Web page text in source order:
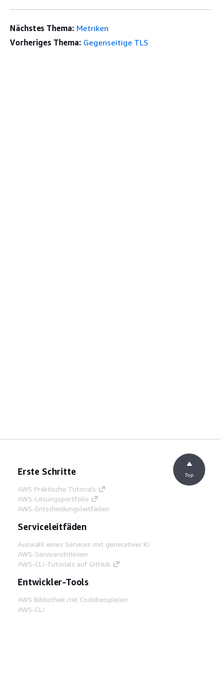
Nächstes Thema: Metriken
Vorheriges Thema: Gegenseitige TLS
Erste Schritte
AWS Praktische Tutorials
AWS-Lösungsportfolio
AWS-Entscheidungsleitfäden
Serviceleitfäden
Auswahl eines Services mit generativer KI
AWS-Servicerichtlinien
AWS-CLI-Tutorials auf GitHub
Entwickler-Tools
AWS Bibliothek mit Codebeispielen
AWS-CLI
Top